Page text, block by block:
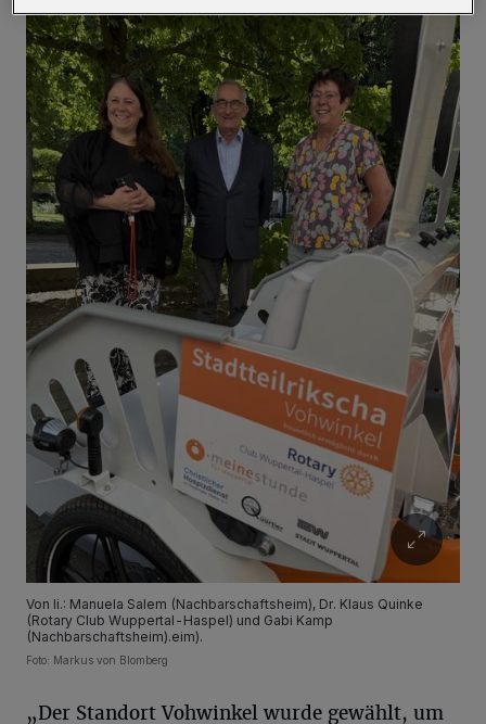
Von li.: Manuela Salem (Nachbarschaftsheim), Dr. Klaus Quinke
(Rotary Club Wuppertal-Haspel) und Gabi Kamp
(Nachbarschaftsheim).eim).
Foto: Markus von Blomberg
„Der Standort Vohwinkel wurde gewählt, um